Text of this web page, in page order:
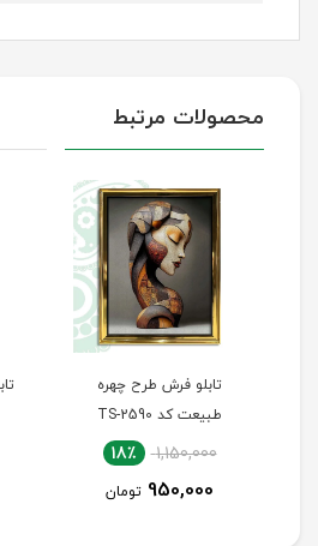
محصولات مرتبط
تابلو فرش طرح سماع کد
TS-2589
1,150,000 18٪
950,000 تومان